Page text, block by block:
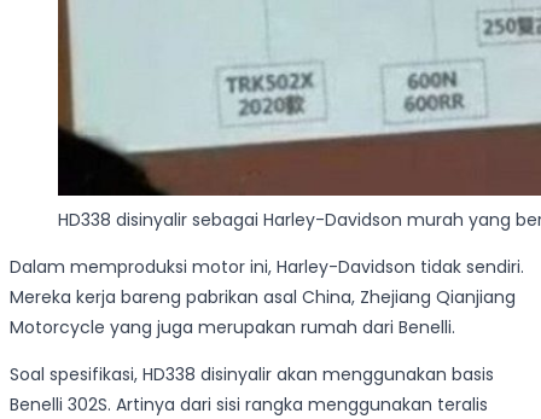
HD338 disinyalir sebagai Harley-Davidson murah yang
Dalam memproduksi motor ini, Harley-Davidson tidak sendiri.
Mereka kerja bareng pabrikan asal China, Zhejiang Qianjiang
Motorcycle yang juga merupakan rumah dari Benelli.
Soal spesifikasi, HD338 disinyalir akan menggunakan basis
Benelli 302S. Artinya dari sisi rangka menggunakan teralis